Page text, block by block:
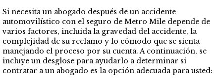
Si necesita un abogado después de un accidente
automovilístico con el seguro de Metro Mile depende de
varios factores, incluida la gravedad del accidente, la
complejidad de su reclamo y lo cómodo que se sienta
manejando el proceso por su cuenta. A continuación, se
incluye un desglose para ayudarlo a determinar si
contratar a un abogado es la opción adecuada para usted: